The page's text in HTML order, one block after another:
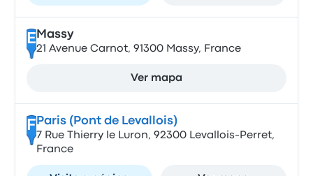
E Massy
21 Avenue Carnot, 91300 Massy, France
Ver mapa
F Paris (Pont de Levallois)
7 Rue Thierry le Luron, 92300 Levallois-Perret,
France